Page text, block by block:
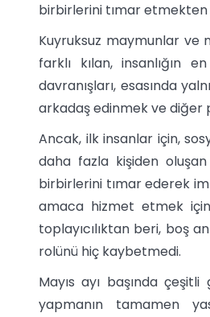
birbirlerini tımar etmekten
Kuyruksuz maymunlar ve
farklı kılan, insanlığın
davranışları, esasında
arkadaş edinmek ve diğer
Ancak, ilk insanlar için,
daha fazla kişiden oluşan
birbirlerini tımar ederek
amaca hizmet etmek
toplayıcılıktan beri, boş
rolünü hiç kaybetmedi.
Mayıs ayı başında
yapmanın tamamen